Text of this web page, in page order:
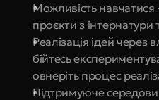
Можливість
проєкти з інтернатури
Реалізація ідей через
бійтесь
овнеріть процес
Підтримуюче